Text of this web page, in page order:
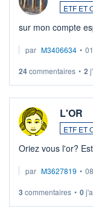
ETF ET
sur mon compte
par M3406634 •
24commentaires • 2
L'OR
ETF ET
Oriez vous l'or?
par M3627819 •
3 commentaires • 0